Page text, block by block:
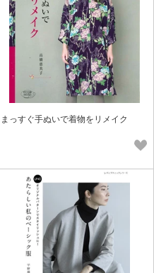
まっすぐ手ぬいで着物をリメイク